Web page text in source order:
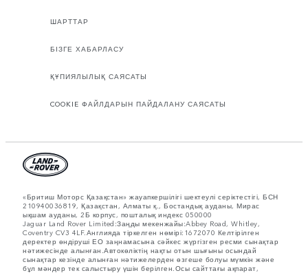
ШАРТТАР
БІЗГЕ ХАБАРЛАСУ
ҚҰПИЯЛЫЛЫҚ САЯСАТЫ
COOKIE ФАЙЛДАРЫН ПАЙДАЛАНУ САЯСАТЫ
«Бритиш Моторс Қазақстан» жауапкершілігі шектеулі серіктестігі, БСН
210940036819, Қазақстан, Алматы қ., Бостандық ауданы, Мирас
ықшам ауданы, 2Б корпус, пошталық индекс 050000
Jaguar Land Rover Limited:Заңды мекенжайы:Abbey Road, Whitley,
Coventry CV3 4LF.Англияда тіркелген нөмірі:1672070 Келтірілген
деректер өндіруші ЕО заңнамасына сәйкес жүргізген ресми сынақтар
нәтижесінде алынған.Автокөліктің нақты отын шығыны осындай
сынақтар кезінде алынған нәтижелерден өзгеше болуы мүмкін және
бұл мәндер тек салыстыру үшін берілген.Осы сайттағы ақпарат,